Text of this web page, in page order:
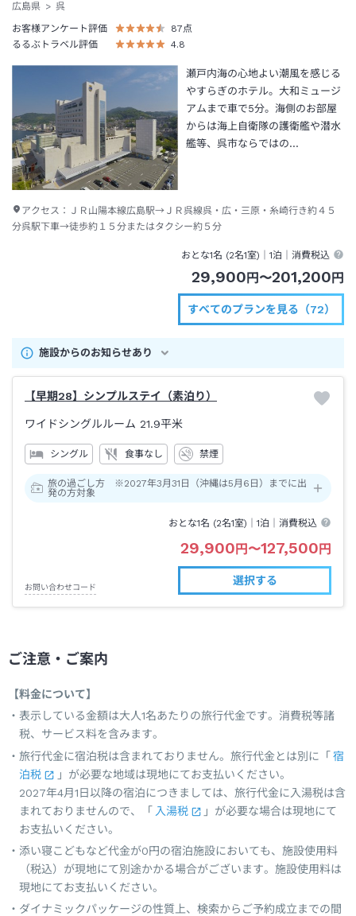
広島県
呉
お客様アンケート評価
87点
るるぶトラベル評価
4.8
瀬戸内海の心地よい潮風を感じる
やすらぎのホテル。大和ミュージ
アムまで車で5分。海側のお部屋
からは海上自衛隊の護衛艦や潜水
艦等、呉市ならではの…
アクセス： ＪＲ山陽本線広島駅→ＪＲ呉線呉・広・三原・糸崎行き約４５
分呉駅下車→徒歩約１５分またはタクシー約５分
おとな1名 (2名1室)｜1泊 ｜消費税込
29,900円〜201,200円
すべてのプランを見る（72）
施設からのお知らせあり
【早期28】シンプルステイ（素泊り）
ワイドシングルルーム 21.9平米
シングル 食事なし 禁煙
旅の過ごし方 ※2027年3月31日（沖縄は5月6日）までに出
発の方対象
おとな1名 (2名1室)｜1泊 ｜消費税込
29,900円〜127,500円
お問い合わせコード
選択する
ご注意・ご案内
【料金について】
表示している金額は大人1名あたりの旅行代金です。消費税等諸
税、サービス料を含みます。
旅行代金に宿泊税は含まれておりません。旅行代金とは別に「宿
泊税
」が必要な地域は現地にてお支払いください。
2027年4月1日以降の宿泊につきましては、旅行代金に入湯税は含
まれておりませんので、「 入湯税
」が必要な場合は現地にて
お支払いください。
添い寝こどもなど代金が0円の宿泊施設においても、施設使用料
（税込）が現地にて別途かかる場合がございます。施設使用料は
現地にてお支払いください。
ダイナミックパッケージの性質上、検索からご予約成立までの間